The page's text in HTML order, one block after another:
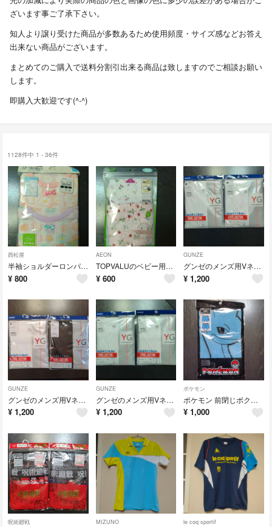
ざいます事ご了承下さい。
知人より譲り受けた商品が多数あるため使用頻度・サイズ感などお答え
出来ない商品がございます。
まとめてのご購入で送料分割引出来る商品は致しますのでご相談お願い
します。
即購入大歓迎です(^-^)
1128件中 1 - 36件
西松屋
半袖ショルダーロンパース2枚組
¥ 800
AEON
TOPVALUのベビー用ショーツ2枚組
¥ 600
GUNZE
グンゼのメンズ用Vネックスリーブレスシャツ２枚セット
¥ 1,200
GUNZE
グンゼのメンズ用Vネックスリーブレスシャツ２枚セット
¥ 1,200
GUNZE
グンゼのメンズ用Vネックスリーブレスシャツ２枚セット
¥ 1,200
ポケモン
ポケモン 前閉じボクサーブリーフ
¥ 1,000
呪術廻戦 MIZUNO le coq sportif